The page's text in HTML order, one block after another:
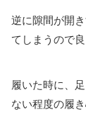
逆に隙間が開
てしまうので良
履いた時に、
ない程度の履